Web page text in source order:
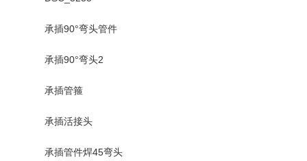
承插90°弯头管件
承插90°弯头2
承插管箍
承插活接头
承插管件焊45弯头